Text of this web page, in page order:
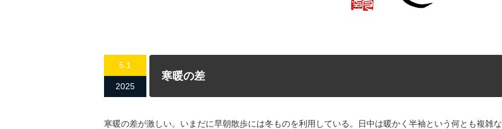
5.1
2025
寒暖の差
寒暖の差が激しい。いまだに早朝散歩には冬ものを利用している。日中は暖かく半袖という何とも複雑な